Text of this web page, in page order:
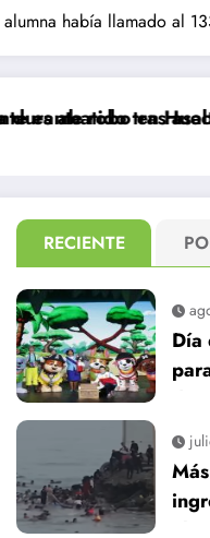
había llamado al
Huechuraba
asalto a camión
RECIENTE
Día